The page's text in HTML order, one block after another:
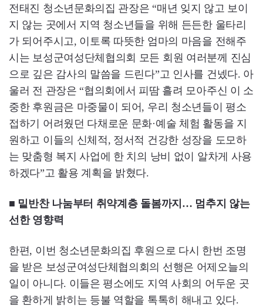
전태진 청소년문화의집 관장은 “매년 잊지 않고 보이
지 않는 곳에서 지역 청소년들을 위해 든든한 울타리
가 되어주시고, 이토록 따뜻한 엄마의 마음을 전해주
시는 보성군여성단체협의회 모든 회원 여러분께 진심
으로 깊은 감사의 말씀을 드린다”고 인사를 건넸다. 아
울러 전 관장은 “협의회에서 피땀 흘려 모아주신 이 소
중한 후원금은 마중물이 되어, 우리 청소년들이 평소
접하기 어려웠던 다채로운 문화·예술 체험 활동을 지
원하고 이들의 신체적, 정서적 건강한 성장을 도모하
는 맞춤형 복지 사업에 한 치의 낭비 없이 알차게 사용
하겠다”고 활용 계획을 밝혔다.
■ 밑반찬 나눔부터 취약계층 돌봄까지… 멈추지 않는
선한 영향력
한편, 이번 청소년문화의집 후원으로 다시 한번 조명
을 받은 보성군여성단체협의회의 선행은 어제오늘의
일이 아니다. 이들은 평소에도 지역 사회의 어두운 곳
을 환하게 밝히는 등불 역할을 톡톡히 해내고 있다.